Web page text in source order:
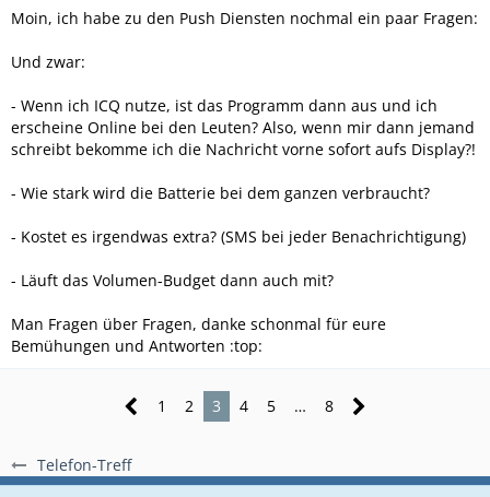
Telefon-Treff
Moin, ich habe zu den Push Diensten nochmal ein paar Fragen:
Und zwar:
- Wenn ich ICQ nutze, ist das Programm dann aus und ich
erscheine Online bei den Leuten? Also, wenn mir dann jemand
schreibt bekomme ich die Nachricht vorne sofort aufs Display?!
- Wie stark wird die Batterie bei dem ganzen verbraucht?
- Kostet es irgendwas extra? (SMS bei jeder Benachrichtigung)
- Läuft das Volumen-Budget dann auch mit?
Man Fragen über Fragen, danke schonmal für eure
Bemühungen und Antworten :top:
1 2 3 4 5 … 8